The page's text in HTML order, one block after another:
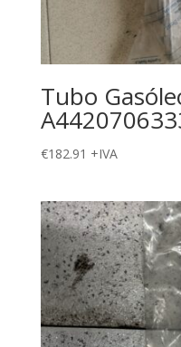
Tubo
€182.91 +IVA